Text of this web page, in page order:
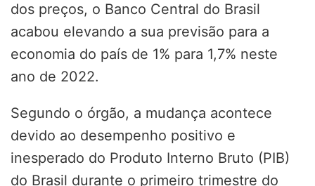
dos preços, o Banco Central do Brasil
acabou elevando a sua previsão para a
economia do país de 1% para 1,7% neste
ano de 2022.
Segundo o órgão, a mudança acontece
devido ao desempenho positivo e
inesperado do Produto Interno Bruto (PIB)
do Brasil durante o primeiro trimestre do